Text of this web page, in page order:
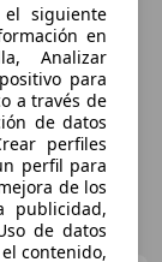
el siguiente
en
Analizar
para
a través de
de datos
perfiles
perfil para
de los
publicidad,
de datos
contenido,